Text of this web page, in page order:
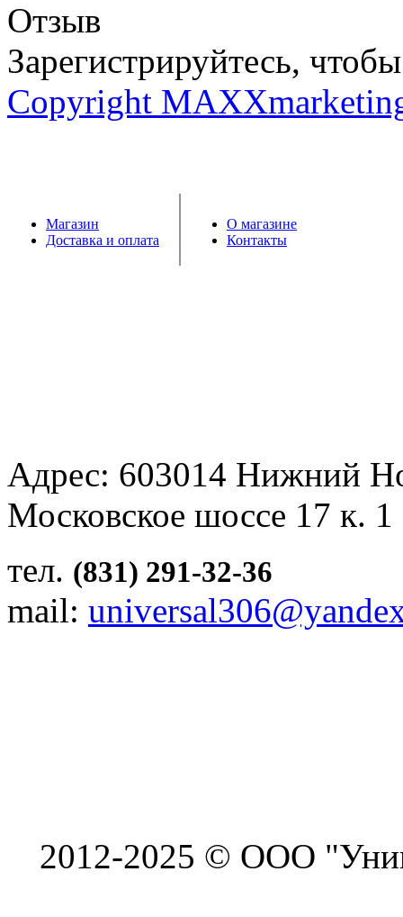
Отзыв
Зарегистрируйтесь,
Copyright
Магазин
Доставка и оплата
О магазине
Контакты
Адрес: 603014 Нижний
Московское шоссе 17 к.
тел. (831) 291-32-36
mail:
2012-2025 © ООО